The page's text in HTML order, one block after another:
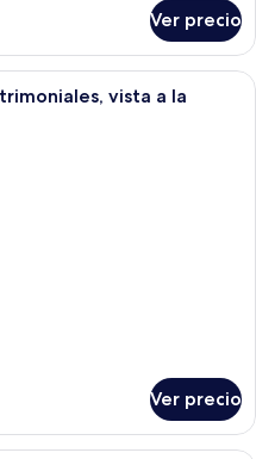
Ver precio
de hotel con dos camas,
vista a la
Ver precio